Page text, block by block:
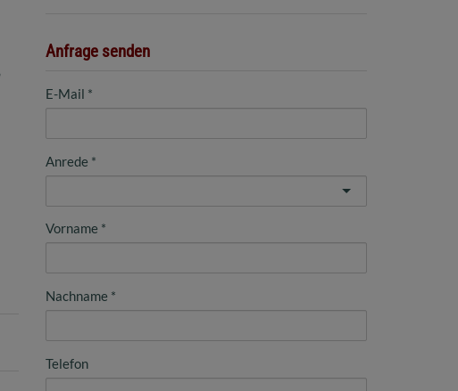
Anfrage senden
E-Mail
Anrede
Vorname
Nachname
Telefon